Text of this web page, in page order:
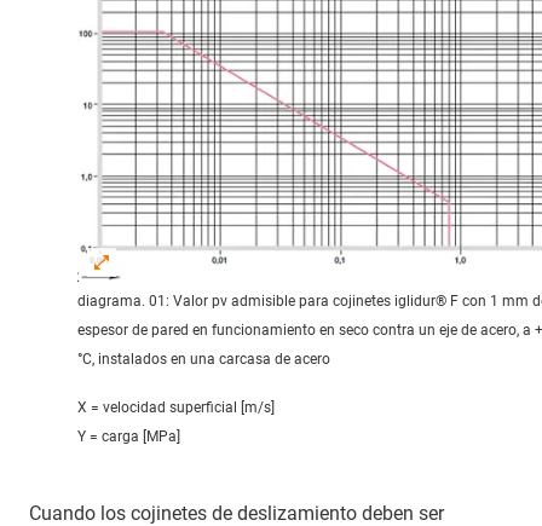
diagrama. 01: Valor pv admisible para cojinetes iglidur® F con 1 mm
espesor de pared en funcionamiento en seco contra un eje de acero, a
°C, instalados en una carcasa de acero
X = velocidad superficial [m/s]
Y = carga [MPa]
Cuando los cojinetes de deslizamiento deben ser